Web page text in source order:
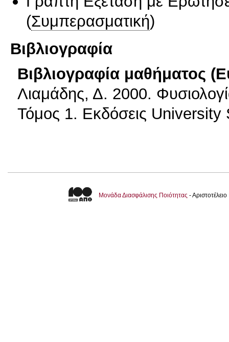
(Συμπερασματική)
Βιβλιογραφία
Βιβλιογραφία μαθήματος
Λιαμάδης, Δ. 2000.
Τόμος 1. Εκδόσεις
Μονάδα Διασφάλισης Ποιότητας -